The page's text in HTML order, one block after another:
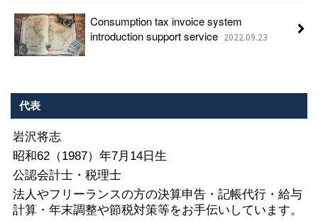
Consumption tax invoice system
introduction support service 2022.09.23
代表
岩沢将志
昭和62（1987）年7月14日生
公認会計士・税理士
法人やフリーランスの方の決算申告・記帳代行・給与
計算・年末調整や節税対策等をお手伝いしています。